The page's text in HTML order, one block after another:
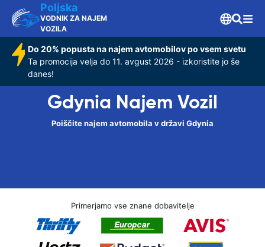
Poljska
VODNIK ZA NAJEM
VOZILA
Do 20% popusta na najem avtomobilov po vsem svetu
Ta promocija velja do 11. avgust 2026 - izkoristite jo še
danes!
Gdynia Najem Vozil
Poiščite najem avtomobila v državi Gdynia
Primerjamo vse znane dobavitelje